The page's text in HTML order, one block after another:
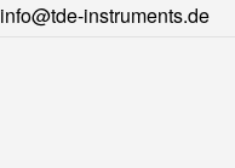
info@tde-instruments.de